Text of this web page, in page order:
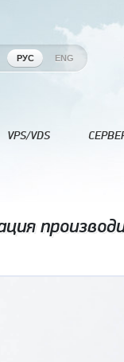
РУС ENG
VPS/VDS